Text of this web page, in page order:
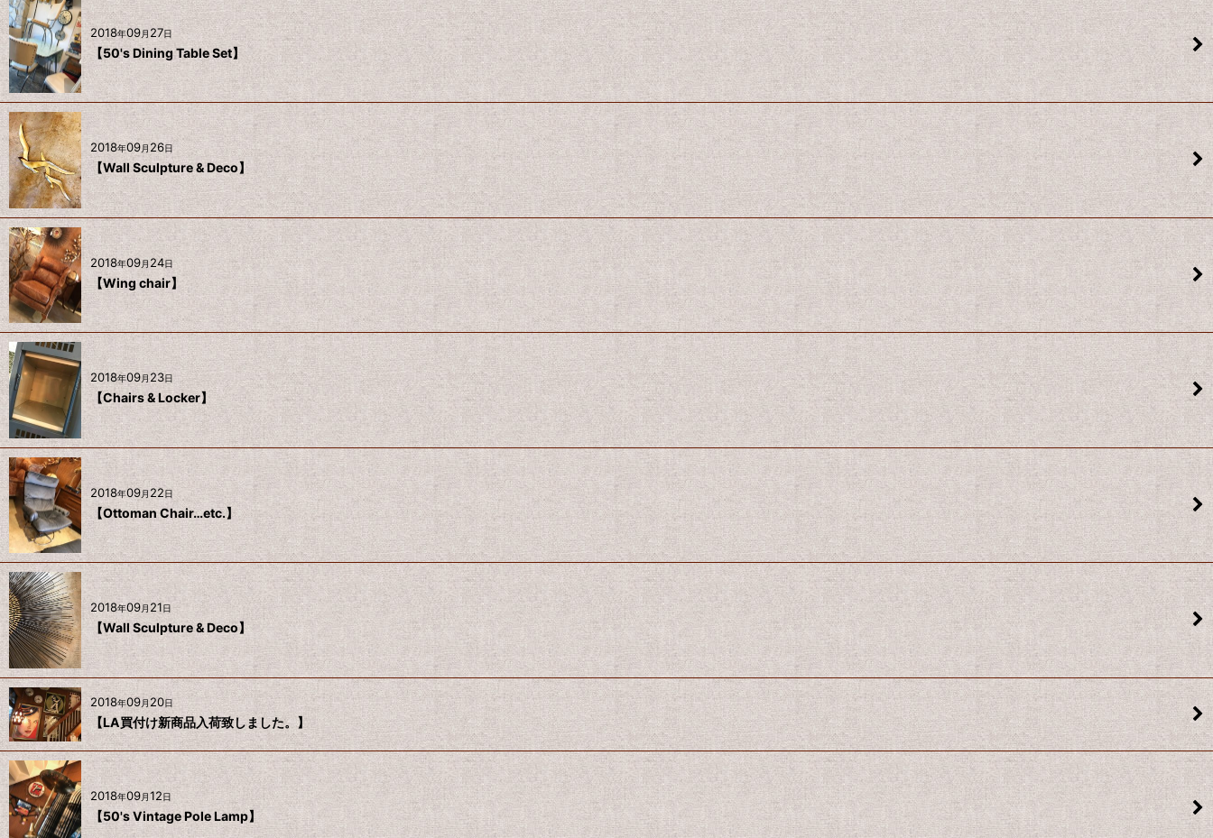
2018年09月 27日
【50's Dining Table Set】
2018年09月 26日
【Wall Sculpture & Deco】
2018年09月 24日
【Wing chair】
2018年09月23日
【Chairs & Locker】
2018年09月22日
【Ottoman Chair…etc.】
2018年09月 21日
【Wall Sculpture & Deco】
2018年09月 20日
【LA買付け新商品入荷致しました。】
2018年09月12日
【50's Vintage Pole Lamp】